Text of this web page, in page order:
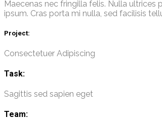
Maecenas nec fringilla felis. Nulla ultrices
ipsum. Cras porta mi nulla, sed facilisis
Project:
Consectetuer Adipiscing
Task:
Sagittis sed sapien eget
Team: